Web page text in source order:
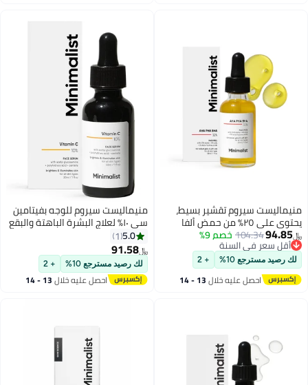
منيماليست سيروم تقشير بسيط،
يحتوي على ٢٥٪ من حمض ألفا
هيدروكسي + ٢٪ من حمض بيتا
هيدروكسي + ٥٪ من حمض بولي
هيدروكسي، لبشرة متوهجة
وملمس ناعم وتنظيف المسام |
سيروم تقشير AHA وBHA وPHA
﷼‏94.85
104.34خصم 9%
أقل سعر في السنة
أقل سعر في السنة
لك رصيد مسترجع 10% + 2
احصل عليه خلال 13 - 14
منيماليست سيروم للوجه بفيتامين
سي ١٠٪ لعلاج البشرة الباهتة والبقع
الداكنة وتفاوت لون البشرة | تركيبة
مُختبرة للبشرة الحساسة مع حمض
الأسكوربيك الإيثيلي وحمض
فوسفاتيديل كولين | جميع أنواع
البشرة | للرجال والنساء | ٣٠ مل
5.0
1
﷼‏91.58
لك رصيد مسترجع 10% + 2
احصل عليه خلال 13 - 14